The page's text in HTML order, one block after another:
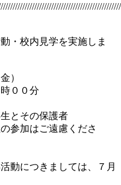
・校内見学を実施しま
）
０分
とその保護者
はご遠慮くださ
ましては、７月